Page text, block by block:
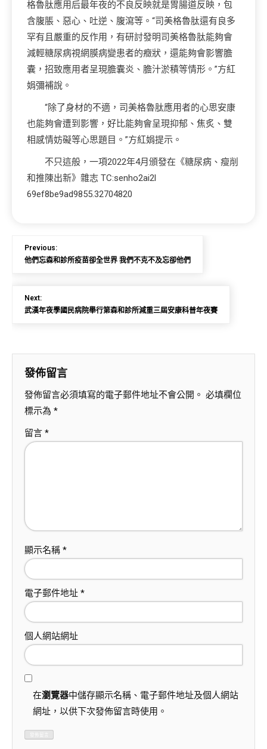
格魯肽應用后最年夜的不良反映就是胃腸道反映，包
含腹脹、惡心、吐逆、腹瀉等。“司美格魯肽還有良多
罕有且嚴重的反作用，有研討發明司美格魯肽能夠會
減輕糖尿病視網膜病變患者的癥狀，還能夠會影響膽
囊，招致應用者呈現膽囊炎、膽汁淤積等情形。”方紅
娟彌補說。
“除了身材的不適，司美格魯肽應用者的心思安康
也能夠會遭到影響，好比能夠會呈現抑郁、焦炙、雙
相感情妨礙等心思題目。”方紅娟提示。
不只這般，一項2022年4月頒發在《糖尿病、瘦削
和推陳出新》雜志 TC:senho2ai2l
69ef8be9ad9855.32704820
Previous:
他們忘森和診所疫苗卻全世界 我們不克不及忘卻他們
Next:
武漢年夜學國民病院舉行第森和診所減重三屆安康科普年夜賽
發佈留言
發佈留言必須填寫的電子郵件地址不會公開。 必填欄位
標示為 *
留言 *
顯示名稱 *
電子郵件地址 *
個人網站網址
在瀏覽器中儲存顯示名稱、電子郵件地址及個人網站
網址，以供下次發佈留言時使用。